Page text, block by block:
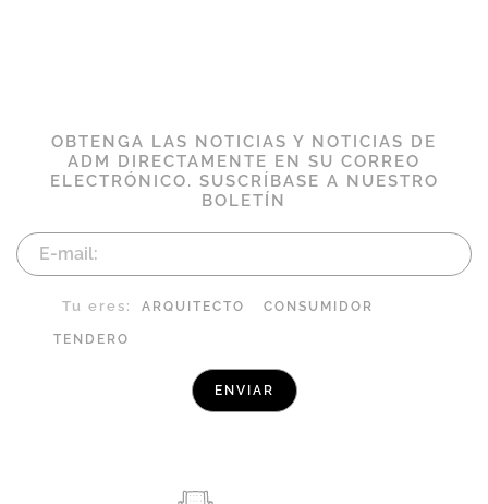
OBTENGA LAS NOTICIAS Y NOTICIAS DE
ADM DIRECTAMENTE EN SU CORREO
ELECTRÓNICO. SUSCRÍBASE A NUESTRO
BOLETÍN
Tu eres: ARQUITECTO CONSUMIDOR
TENDERO